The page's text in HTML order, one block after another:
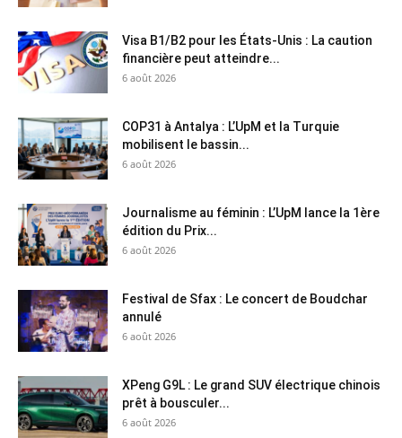
Visa B1/B2 pour les États-Unis : La caution
financière peut atteindre...
6 août 2026
COP31 à Antalya : L’UpM et la Turquie
mobilisent le bassin...
6 août 2026
Journalisme au féminin : L’UpM lance la 1ère
édition du Prix...
6 août 2026
Festival de Sfax : Le concert de Boudchar
annulé
6 août 2026
XPeng G9L : Le grand SUV électrique chinois
prêt à bousculer...
6 août 2026